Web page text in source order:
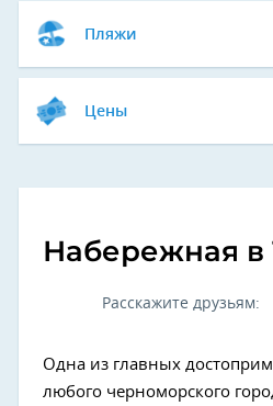
Пляжи
Цены
Набережная в
Расскажите друзьям:
Одна из главных
любого черноморского